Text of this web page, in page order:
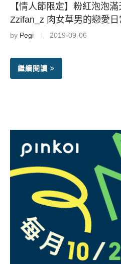
【情人節限定】粉紅泡泡
Zzifan_z 肉女草男的戀愛日
by Pegi 2019-09-06
繼續閱讀